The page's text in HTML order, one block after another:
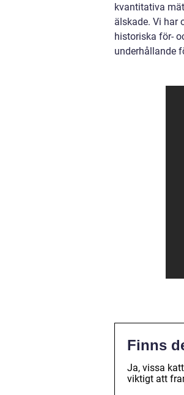
kvantitativa
älskade. Vi har
historiska för-
underhållande
Finns
Ja, vissa
viktigt att